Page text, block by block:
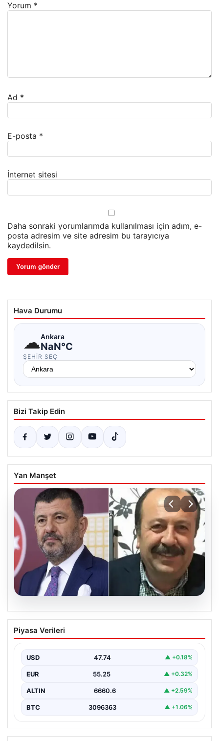
Yorum *
Ad *
E-posta *
İnternet sitesi
Daha sonraki yorumlarımda kullanılması için adım, e-
posta adresim ve site adresim bu tarayıcıya
kaydedilsin.
Hava Durumu
☁Ankara
NaN°C
ŞEHIR SEÇ
Bizi Takip Edin
Yan Manşet
Veli Ağbaba’nın ağabeyi Hür Ağbaba
tutuklandı
Piyasa Verileri
USD 47.74 ▲ +0.18%
EUR 55.25 ▲ +0.32%
ALTIN 6660.6 ▲ +2.59%
BTC 3096363 ▲ +1.06%